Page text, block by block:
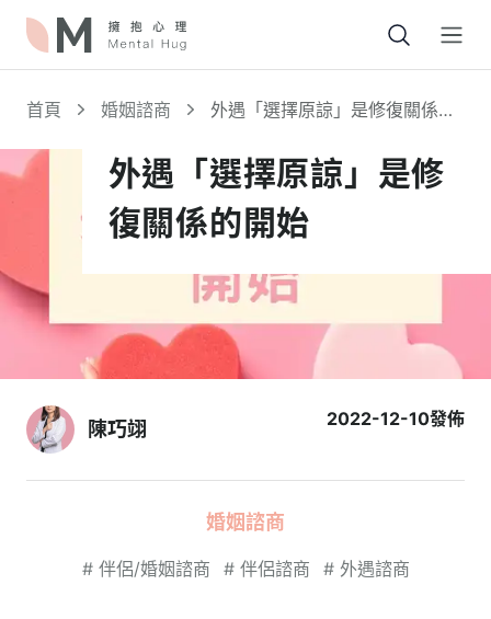
首頁 婚姻諮商
外遇「選擇原諒」是修復關係的
外遇「選擇原諒」是修
復關係的開始
陳巧翊 2022-12-10發佈
婚姻諮商
# 伴侶/婚姻諮商 # 伴侶諮商 # 外遇諮商